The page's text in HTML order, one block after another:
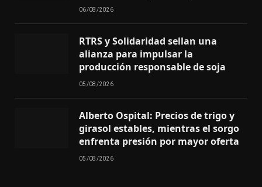
06/08/2026
RTRS y Solidaridad sellan una
alianza para impulsar la
producción responsable de soja
05/08/2026
Alberto Ospital: Precios de trigo y
girasol estables, mientras el sorgo
enfrenta presión por mayor oferta
05/08/2026